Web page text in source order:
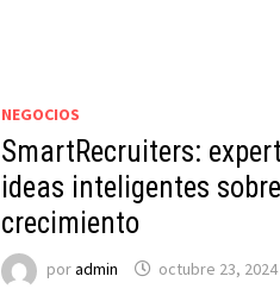
NEGOCIOS
SmartRecruiters:
ideas inteligentes
crecimiento
poradmin octubre 23, 2024